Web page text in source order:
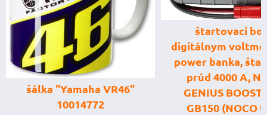
šálka "Yamaha VR46"
10014772
štartovací
digitálnym
power banka,
prúd 4000 A,
GENIUS BOOST
GB150 (NOCO